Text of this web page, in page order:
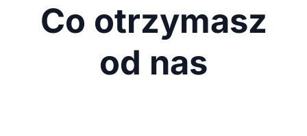
Co otrzymasz
od nas